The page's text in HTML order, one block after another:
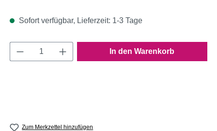
Sofort verfügbar, Lieferzeit: 1-3 Tage
Produkt Anzahl: Gib den gewünschten
In den Warenkorb
Zum Merkzettel hinzufügen